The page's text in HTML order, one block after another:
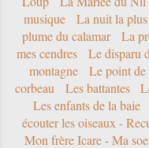
musique
La nuit la
plume du calamar
La
mes cendres
Le disparu
montagne
Le point de
corbeau
Les battantes
Les enfants de la baie
écouter les oiseaux -
Mon frère Icare - Ma